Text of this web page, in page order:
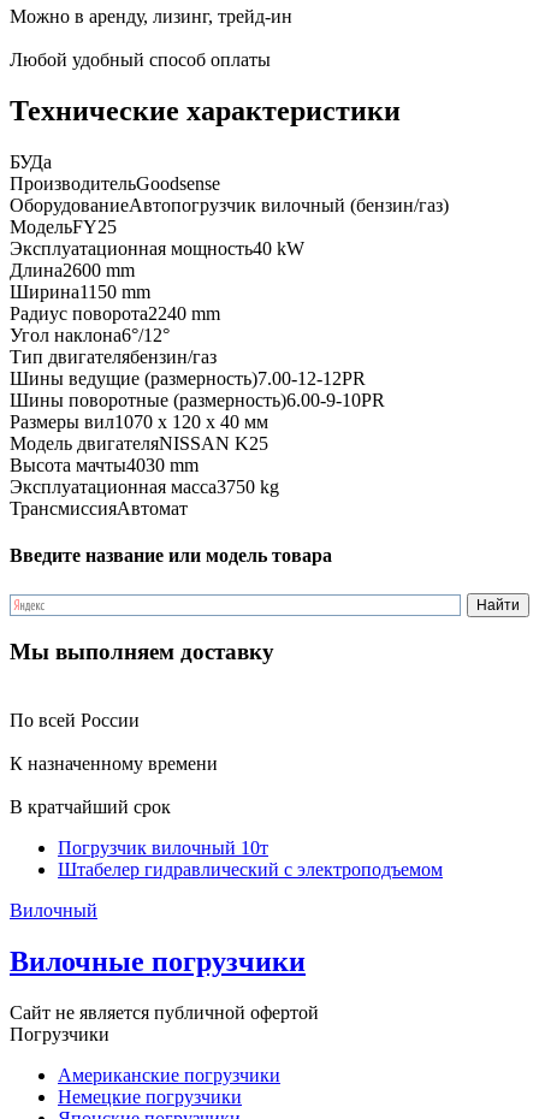
Можно в аренду, лизинг, трейд-ин
Любой удобный способ оплаты
Технические характеристики
БУДа
ПроизводительGoodsense
ОборудованиеАвтопогрузчик вилочный (бензин/газ)
МодельFY25
Эксплуатационная мощность40 kW
Длина2600 mm
Ширина1150 mm
Радиус поворота2240 mm
Угол наклона6°/12°
Тип двигателябензин/газ
Шины ведущие (размерность)7.00-12-12PR
Шины поворотные (размерность)6.00-9-10PR
Размеры вил1070 x 120 x 40 мм
Модель двигателяNISSAN K25
Высота мачты4030 mm
Эксплуатационная масса3750 kg
ТрансмиссияАвтомат
Введите название или модель товара
Мы выполняем доставку
По всей России
К назначенному времени
В кратчайший срок
Погрузчик вилочный 10т
Штабелер гидравлический с электроподъемом
Вилочный
Вилочные погрузчики
Сайт не является публичной офертой
Погрузчики
Американские погрузчики
Немецкие погрузчики